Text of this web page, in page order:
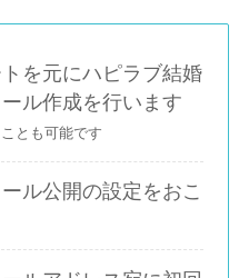
を元にハピラブ結婚
ル作成を行います
とも可能です
ル公開の設定をおこ